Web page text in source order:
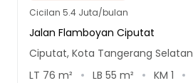
Cicilan 5.4 Juta/bulan
Jalan Flamboyan Ciputat
Ciputat, Kota Tangerang Selatan
LT 76 m² LB 55 m² KM 1